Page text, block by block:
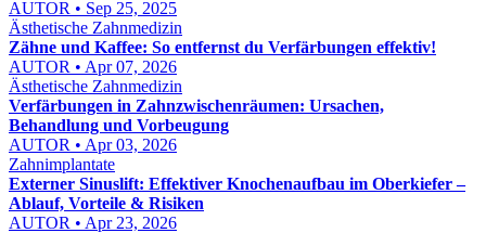
AUTOR • Sep 25, 2025
Ästhetische Zahnmedizin
Zähne und Kaffee: So entfernst du Verfärbungen effektiv!
AUTOR • Apr 07, 2026
Ästhetische Zahnmedizin
Verfärbungen in Zahnzwischenräumen: Ursachen,
Behandlung und Vorbeugung
AUTOR • Apr 03, 2026
Zahnimplantate
Externer Sinuslift: Effektiver Knochenaufbau im Oberkiefer –
Ablauf, Vorteile & Risiken
AUTOR • Apr 23, 2026